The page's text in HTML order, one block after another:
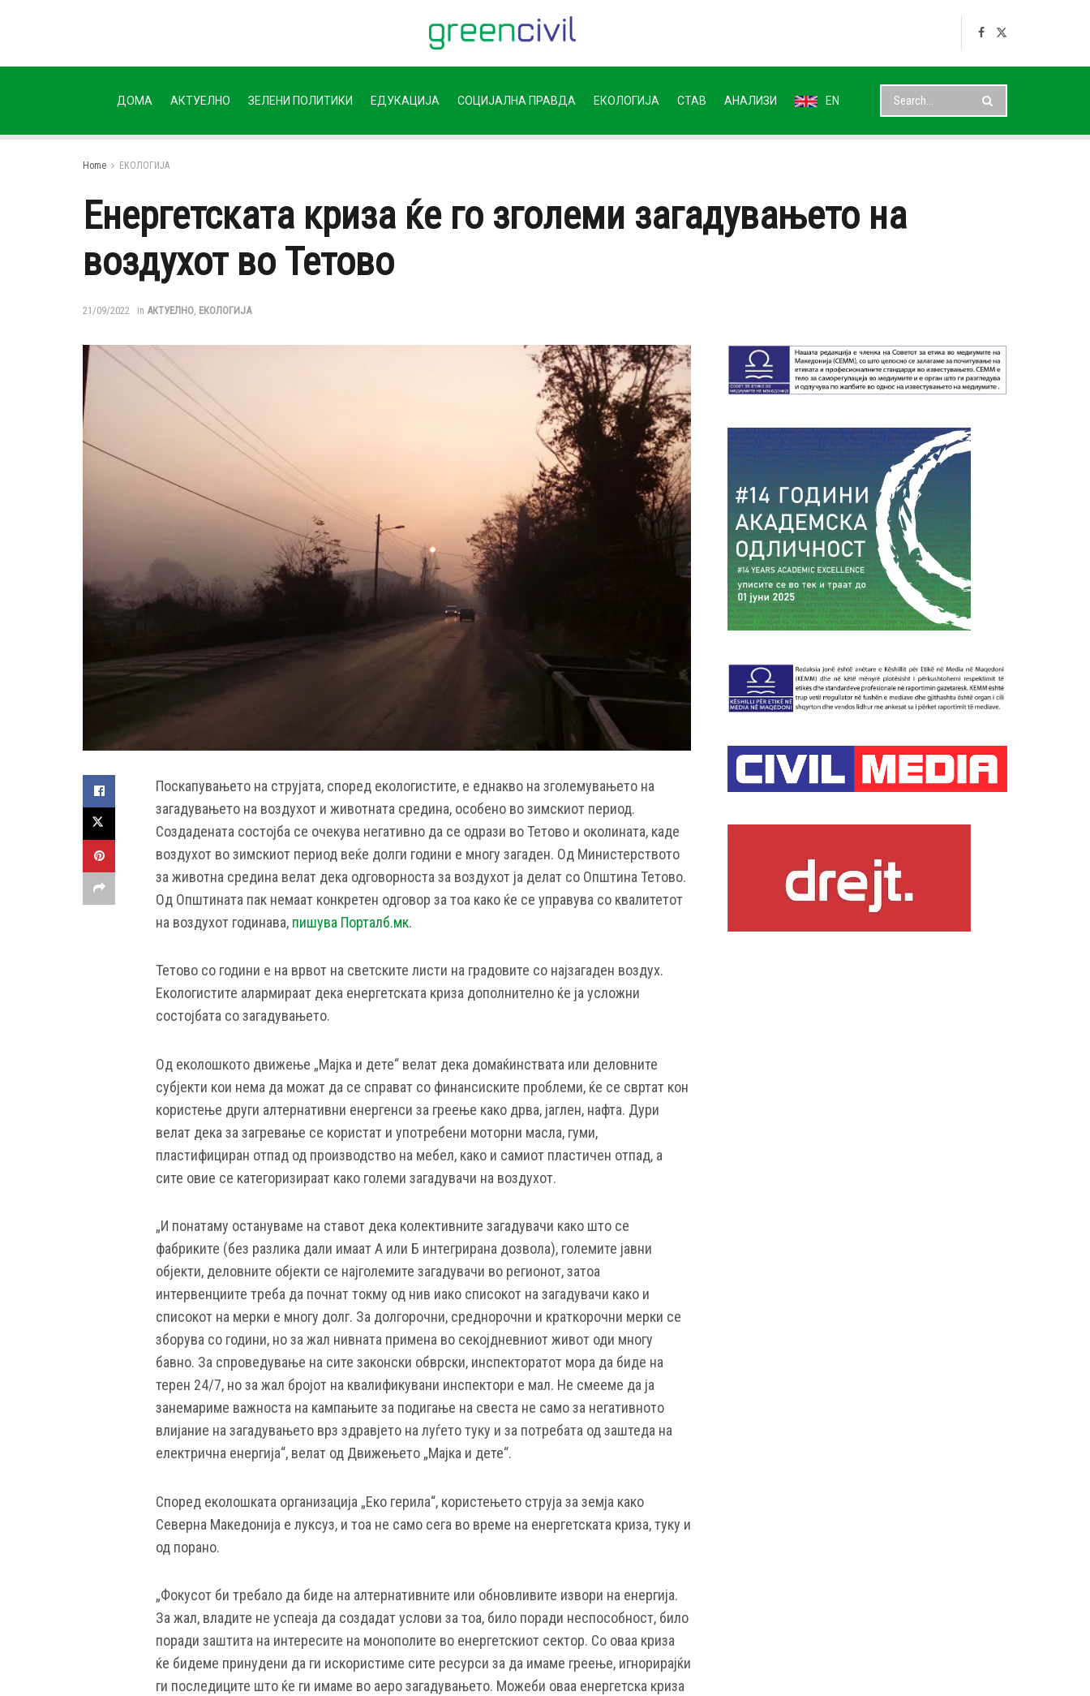
ДОМА АКТУЕЛНО ЗЕЛЕНИ ПОЛИТИКИ ЕДУКАЦИЈА СОЦИЈАЛНА ПРАВДА ЕКОЛОГИЈА СТАВ АНАЛИЗИ EN
Home ЕКОЛОГИЈА
Енергетската криза ќе го зголеми загадувањето на
воздухот во Тетово
21/09/2022 in АКТУЕЛНО, ЕКОЛОГИЈА
Поскапувањето на струјата, според екологистите, е еднакво на зголемувањето на
загадувањето на воздухот и животната средина, особено во зимскиот период.
Создадената состојба се очекува негативно да се одрази во Тетово и околината, каде
воздухот во зимскиот период веќе долги години е многу загаден. Од Министерството
за животна средина велат дека одговорноста за воздухот ја делат со Општина Тетово.
Од Општината пак немаат конкретен одговор за тоа како ќе се управува со квалитетот
на воздухот годинава, пишува Порталб.мк.
Тетово со години е на врвот на светските листи на градовите со најзагаден воздух.
Екологистите алармираат дека енергетската криза дополнително ќе ја усложни
состојбата со загадувањето.
Од еколошкото движење „Мајка и дете“ велат дека домаќинствата или деловните
субјекти кои нема да можат да се справат со финансиските проблеми, ќе се свртат кон
користење други алтернативни енергенси за греење како дрва, јаглен, нафта. Дури
велат дека за загревање се користат и употребени моторни масла, гуми,
пластифициран отпад од производство на мебел, како и самиот пластичен отпад, а
сите овие се категоризираат како големи загадувачи на воздухот.
„И понатаму остануваме на ставот дека колективните загадувачи како што се
фабриките (без разлика дали имаат А или Б интегрирана дозвола), големите јавни
објекти, деловните објекти се најголемите загадувачи во регионот, затоа
интервенциите треба да почнат токму од нив иако списокот на загадувачи како и
списокот на мерки е многу долг. За долгорочни, среднорочни и краткорочни мерки се
зборува со години, но за жал нивната примена во секојдневниот живот оди многу
бавно. За спроведување на сите законски обврски, инспекторатот мора да биде на
терен 24/7, но за жал бројот на квалификувани инспектори е мал. Не смееме да ја
занемариме важноста на кампањите за подигање на свеста не само за негативното
влијание на загадувањето врз здравјето на луѓето туку и за потребата од заштеда на
електрична енергија“, велат од Движењето „Мајка и дете“.
Според еколошката организација „Еко герила“, користењето струја за земја како
Северна Македонија е луксуз, и тоа не само сега во време на енергетската криза, туку и
од порано.
„Фокусот би требало да биде на алтернативните или обновливите извори на енергија.
За жал, владите не успеаја да создадат услови за тоа, било поради неспособност, било
поради заштита на интересите на монополите во енергетскиот сектор. Со оваа криза
ќе бидеме принудени да ги искористиме сите ресурси за да имаме греење, игнорирајќи
ги последиците што ќе ги имаме во аеро загадувањето. Можеби оваа енергетска криза